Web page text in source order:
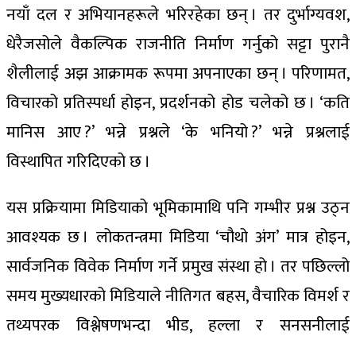
नयाँ दल र अभियानहरूले भरिरहेका छन् । तर दुर्भाग्यवश,
धेरैजसोले वैकल्पिक राजनीति निर्माण गर्नुको सट्टा पुरानै
शैलीलाई अझ आक्रामक रूपमा अपनाएका छन् । परिणामत,
विचारको प्रतिस्पर्धा होइन, प्रदर्शनको होड चलेको छ । ‘कति
मानिस आए ?’ भन्ने प्रश्नले ‘के भनियो ?’ भन्ने प्रश्नलाई
विस्थापित गरिदिएको छ ।
यस प्रक्रियामा मिडियाको भूमिकामाथि पनि गम्भीर प्रश्न उठ्न
आवश्यक छ । लोकतन्त्रमा मिडिया ‘चौथो अंग’ मात्र होइन,
सार्वजनिक विवेक निर्माण गर्ने प्रमुख संस्था हो । तर पछिल्लो
समय मुख्यधारको मिडियाले नीतिगत बहस, वैचारिक विमर्श र
तथ्यपरक विश्लेषणभन्दा भीड, हल्ला र सनसनीलाई